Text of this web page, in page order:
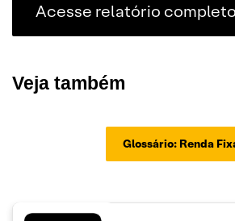
Acesse relatório
Veja também
Glossário: Renda